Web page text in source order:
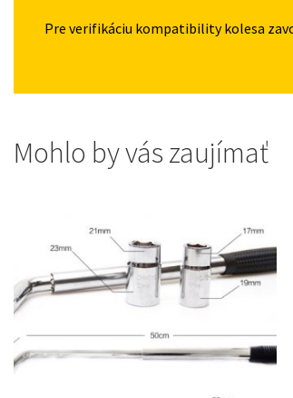
Pre verifikáciu kompatibility kolesa
Mohlo by vás zaujímať